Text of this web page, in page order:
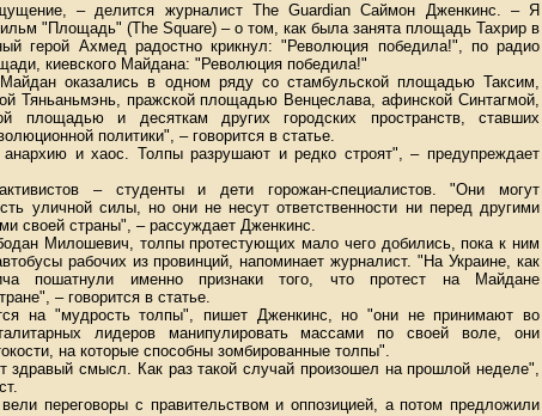
– делится журналист The Guardian Саймон Дженкинс. – Я
"Площадь" (The Square) – о том, как была занята площадь Тахрир в
герой Ахмед радостно крикнул: "Революция победила!", по радио
киевского Майдана: "Революция победила!"
оказались в одном ряду со стамбульской площадью Таксим,
Тяньаньмэнь, пражской площадью Венцеслава, афинской Синтагмой,
площадью и десяткам других городских пространств, ставших
политики", – говорится в статье.
и хаос. Толпы разрушают и редко строят", – предупреждает
– студенты и дети горожан-специалистов. "Они могут
уличной силы, но они не несут ответственности ни перед другими
своей страны", – рассуждает Дженкинс.
Милошевич, толпы протестующих мало чего добились, пока к ним
рабочих из провинций, напоминает журналист. "На Украине, как
пошатнули именно признаки того, что протест на Майдане
– говорится в статье.
на "мудрость толпы", пишет Дженкинс, но "они не принимают во
лидеров манипулировать массами по своей воле, они
на которые способны зомбированные толпы".
здравый смысл. Как раз такой случай произошел на прошлой неделе",
переговоры с правительством и оппозицией, а потом предложили